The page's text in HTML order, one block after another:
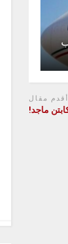
أقدم مقال